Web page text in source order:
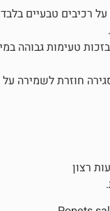
בלבד – מתאים לכלבים
במיוחד ומושלם
על טריות ומרקם